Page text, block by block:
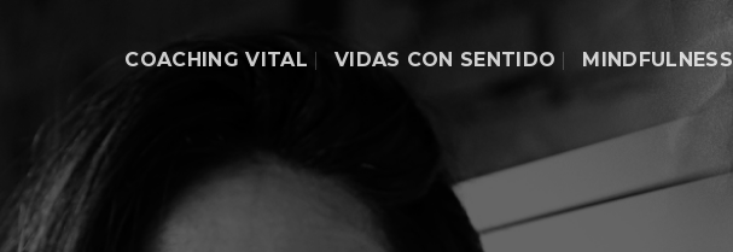
COACHING VITAL VIDAS CON SENTIDO MINDFULNESS